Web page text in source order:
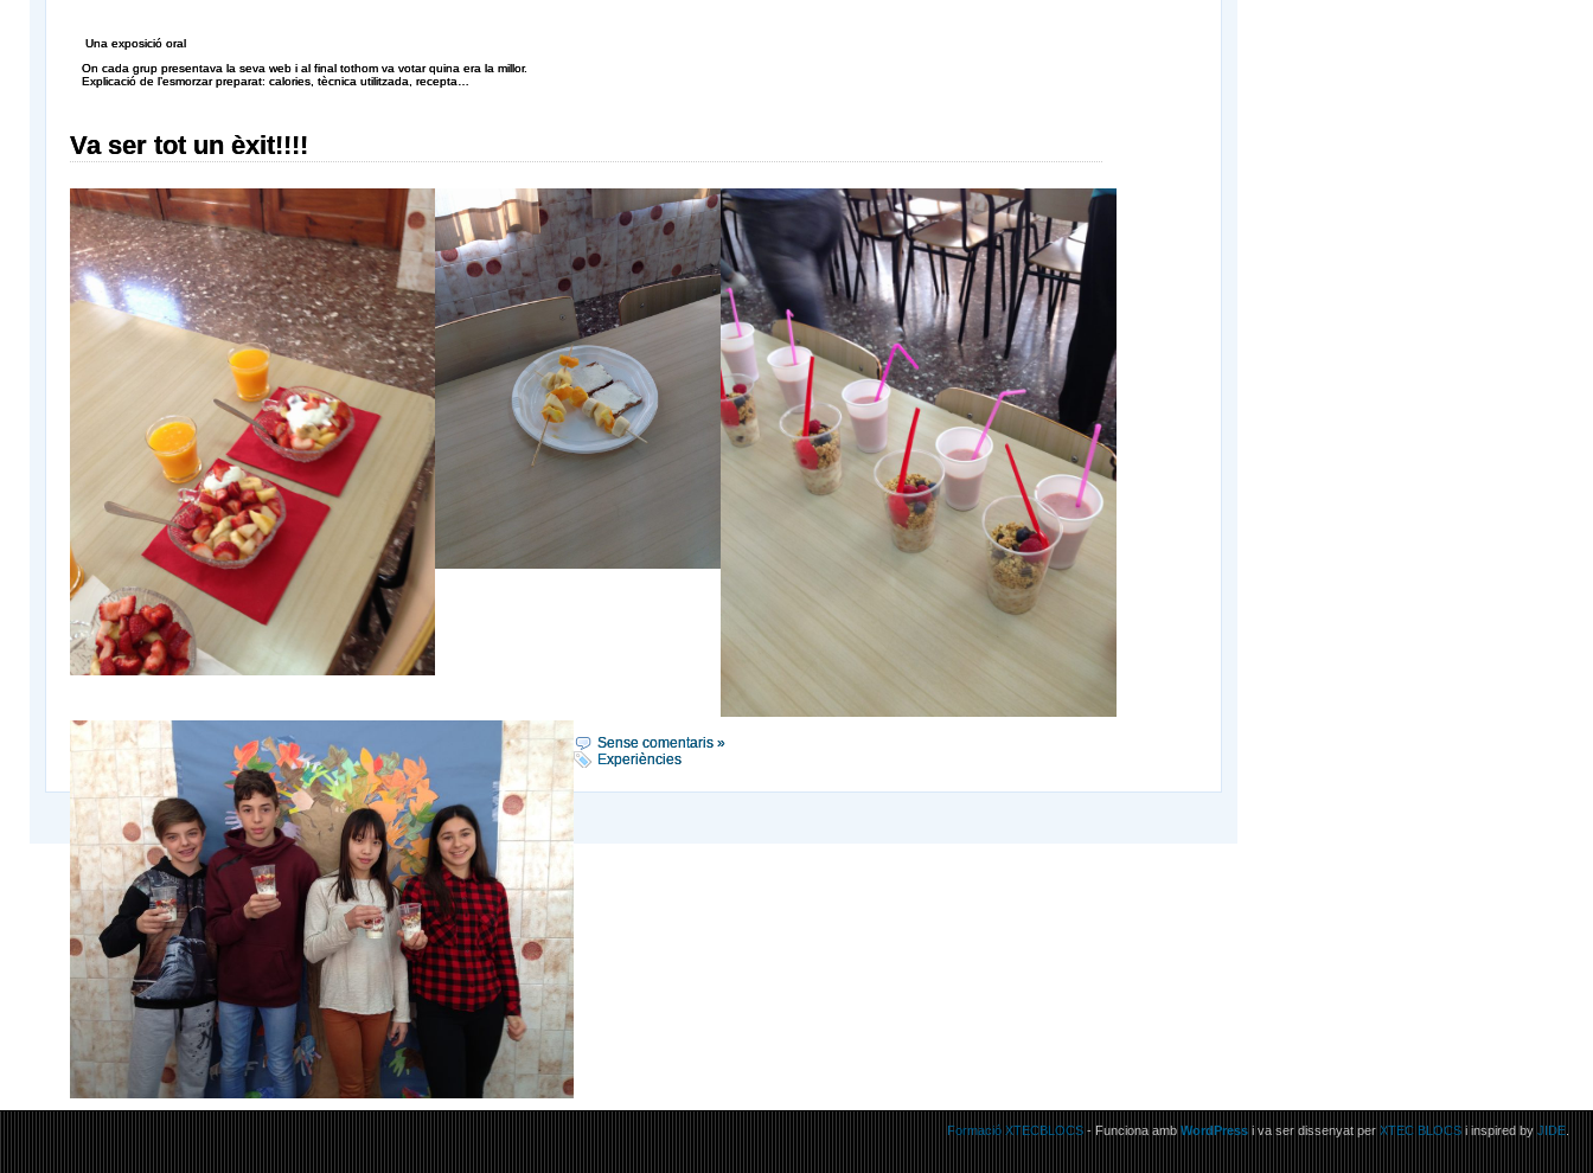
Una exposició oral
On cada grup presentava la seva web i al final tothom va votar quina era la millor.
Explicació de l’esmorzar preparat: calories, tècnica utilitzada, recepta…
Va ser tot un èxit!!!!
Sense comentaris »
Experiències
Formació XTECBLOCS - Funciona amb WordPress i va ser dissenyat per XTEC BLOCS i inspired by JIDE